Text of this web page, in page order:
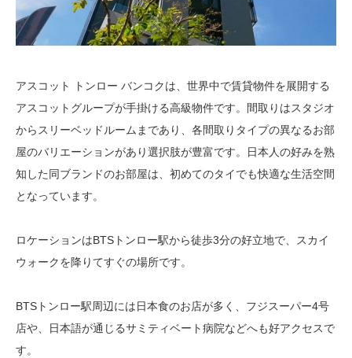
アスコット トンロー バンコクは、世界中で賃貸物件を展開する
アスコットグループが手掛ける高級物件です。間取りはスタジオ
からスリーベッドルームまであり、各間取りタイプの異なるお部
屋のバリエーションがあり選択肢が豊富です。日本人の好みを熟
知した同ブランドのお部屋は、初めてのタイでも快適な生活空間
となっています。
ロケーションはBTSトンロー駅から徒歩3分の好立地で、スカイ
ウォークを降りてすぐの場所です。
BTSトンロー駅周辺には日本食のお店が多く、フジスーパー4号
店や、日本語が通じるサミティベート病院などへも好アクセスで
す。